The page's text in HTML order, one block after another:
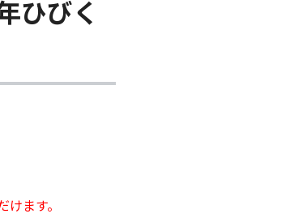
ひびく
ます。